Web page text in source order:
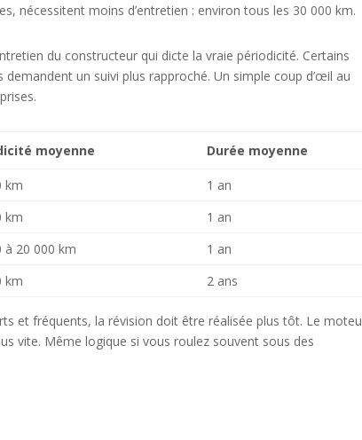
nécessitent moins d’entretien : environ tous les 30 000 km.
du constructeur qui dicte la vraie périodicité. Certains
un suivi plus rapproché. Un simple coup d’œil au
moyenne Durée moyenne
km
1 an
km
1 an
à 20 000 km
1 an
km 2 ans
et fréquents, la révision doit être réalisée plus tôt. Le
vite. Même logique si vous roulez souvent sous des